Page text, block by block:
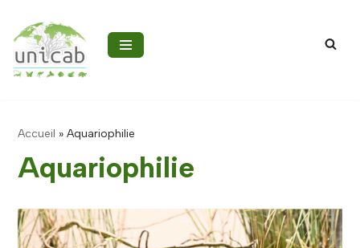
Aller
au
contenu
Accueil » Aquariophilie
Aquariophilie